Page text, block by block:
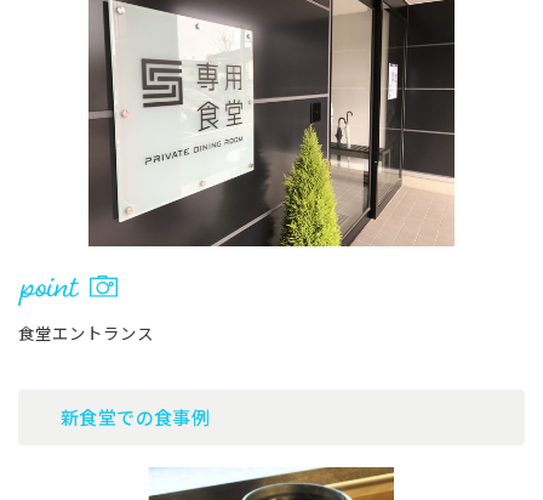
食堂エントランス
新食堂での食事例